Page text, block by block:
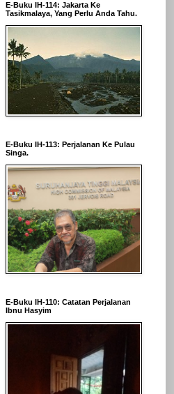
E-Buku IH-114: Jakarta Ke
Tasikmalaya, Yang Perlu Anda Tahu.
E-Buku IH-113: Perjalanan Ke Pulau
Singa.
E-Buku IH-110: Catatan Perjalanan
Ibnu Hasyim